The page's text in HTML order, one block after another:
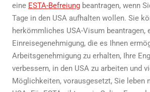
eine ESTA-Befreiung beantragen, wenn
Tage in den USA aufhalten wollen. Sie
herkömmliches USA-Visum beantragen,
Einreisegenehmigung, die es Ihnen
Arbeitsgenehmigung zu erhalten, Ihre
verbessern, in den USA zu arbeiten und
Möglichkeiten, vorausgesetzt, Sie leben